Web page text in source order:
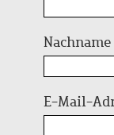
Nachname
E-Mail-